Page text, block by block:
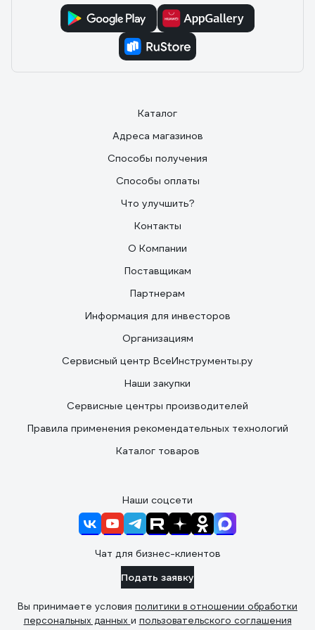
Каталог
Адреса магазинов
Способы получения
Способы оплаты
Что улучшить?
Контакты
О Компании
Поставщикам
Партнерам
Информация для инвесторов
Организациям
Сервисный центр ВсеИнструменты.ру
Наши закупки
Сервисные центры производителей
Правила применения рекомендательных технологий
Каталог товаров
Наши соцсети
Чат для бизнес-клиентов
Подать заявку
Вы принимаете условия политики в отношении обработки
персональных данных и пользовательского соглашения